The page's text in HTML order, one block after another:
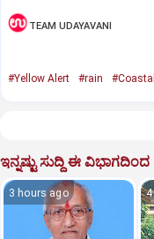
TEAM UDAYAVANI
#Yellow Alert #rain
ಇನ್ನಷ್ಟು ಸುದ್ದಿ ಈ ವಿಭಾಗದಿಂದ
3 hours ago